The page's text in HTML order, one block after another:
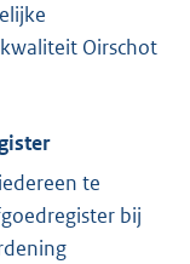
Oirschot
te
bij